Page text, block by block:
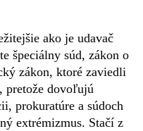
ako je udavač
špeciálny súd, zákon o
zákon, ktoré zaviedli
pretože dovoľujú
prokuratúre a súdoch
extrémizmus. Stačí z